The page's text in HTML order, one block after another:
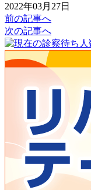
2022年03月27日
前の記事へ
次の記事へ